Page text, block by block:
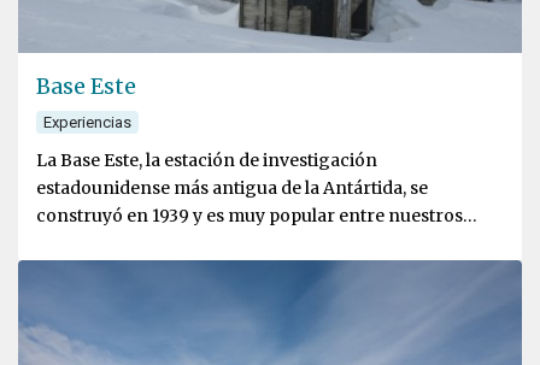
Base Este
Experiencias
La Base Este, la estación de investigación
estadounidense más antigua de la Antártida, se
construyó en 1939 y es muy popular entre nuestros